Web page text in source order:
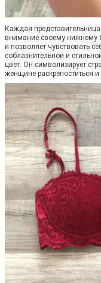
Каждая представительница
внимание своему нижнему
и позволяет чувствовать
соблазнительной и
цвет. Он символизирует
женщине раскрепоститься